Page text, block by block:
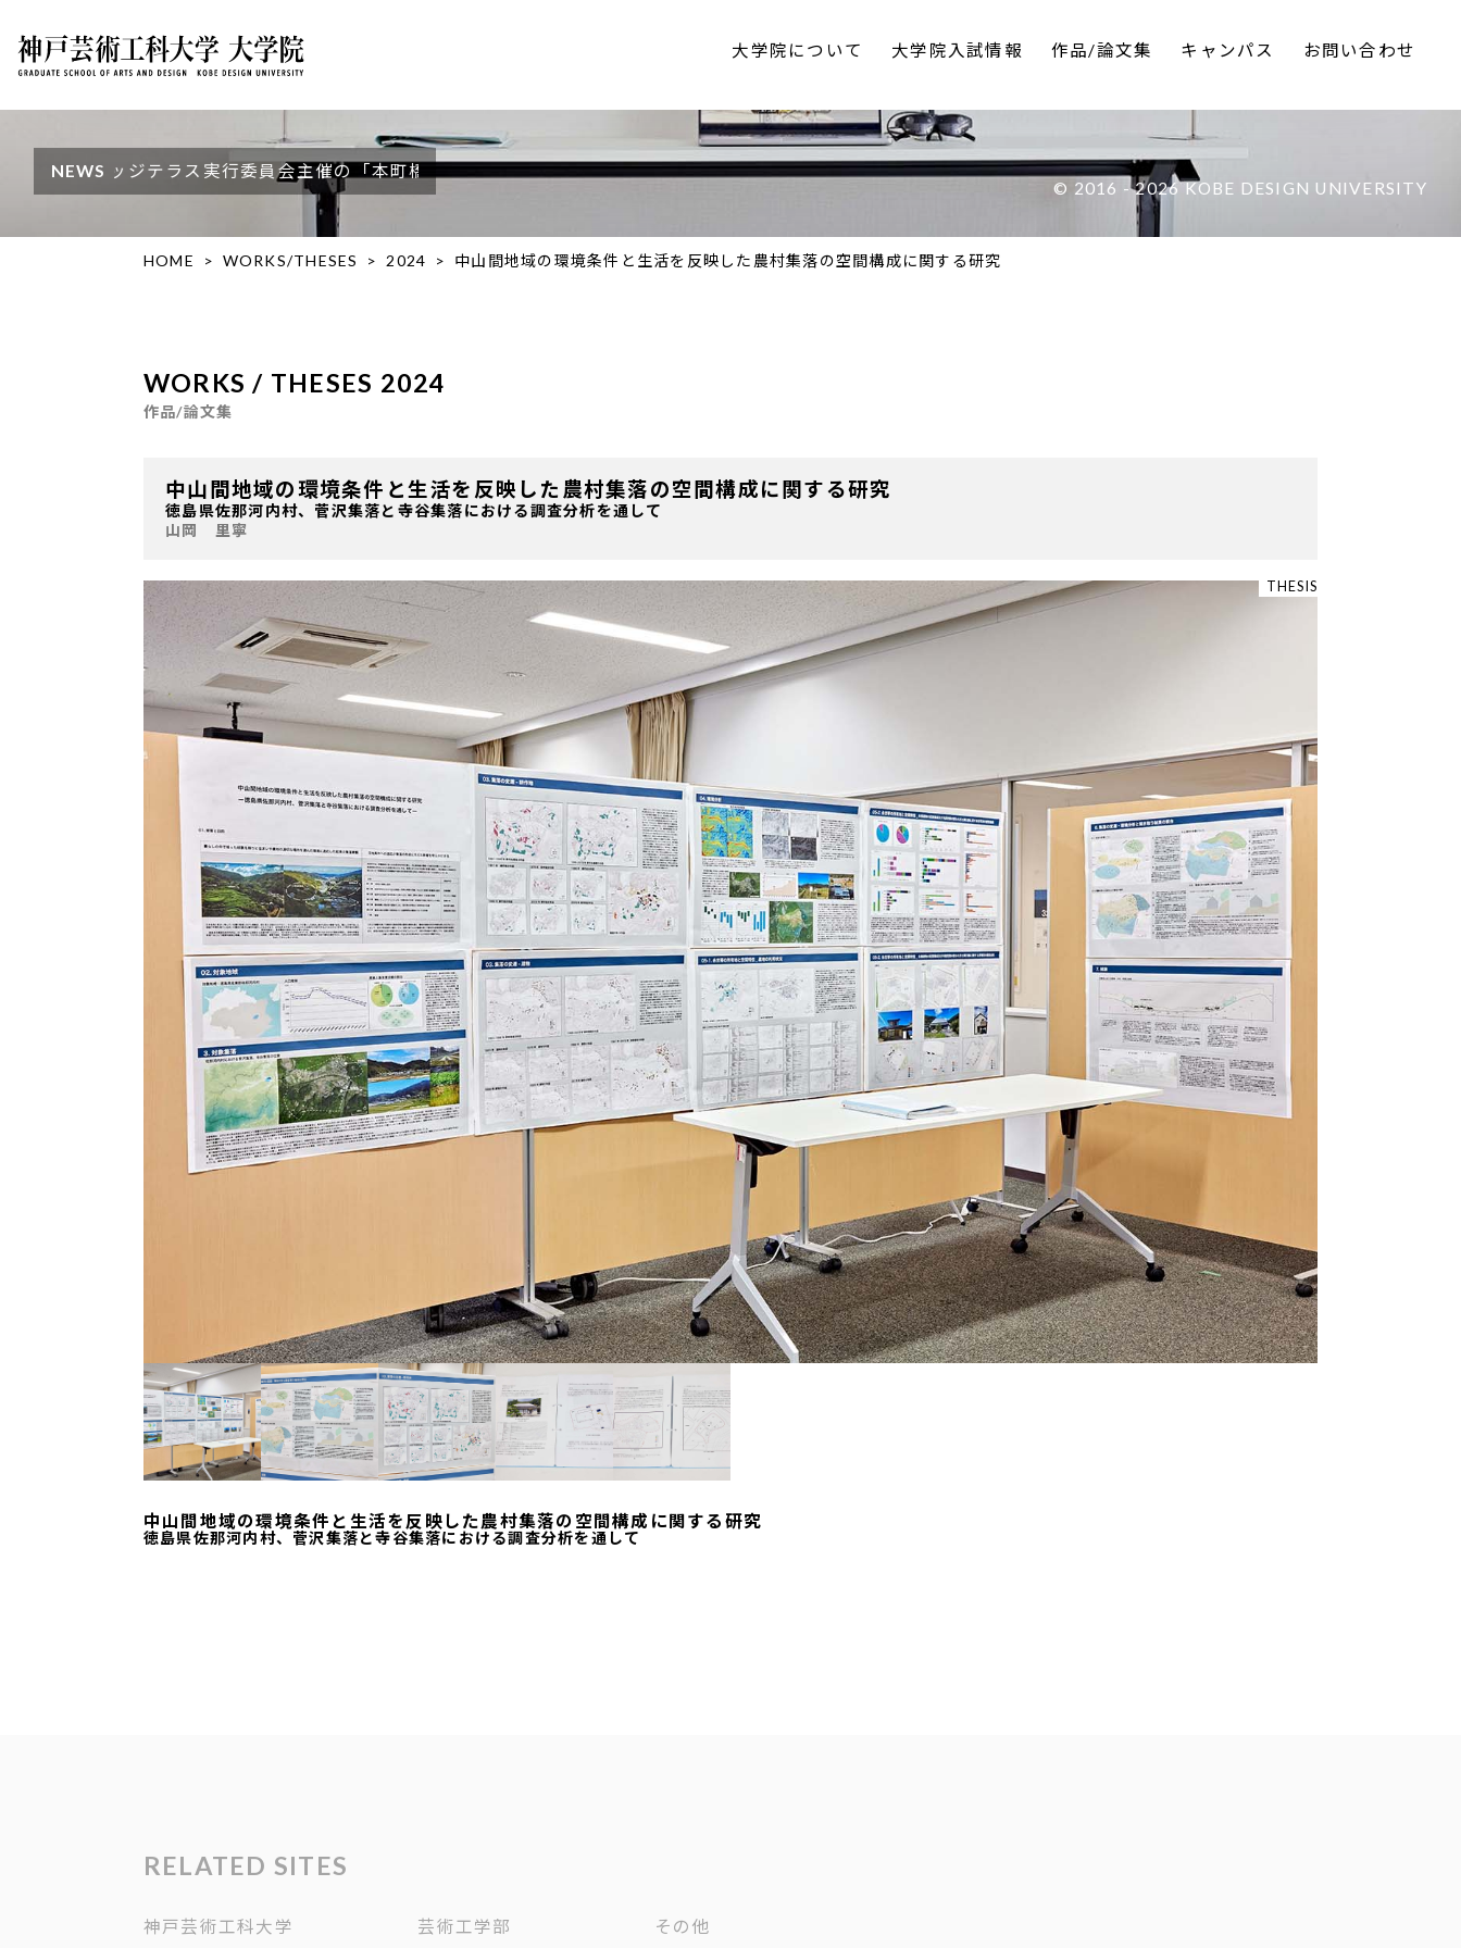
大学院について 大学院入試情報 作品/論文集 キャンパス お問い合わせ
NEWS
ラス実行委員会主催の「本町橋橋詰広場デザインコンペ」において、優秀賞（２位）を受賞しました。 作品の詳細は以下のリンクからご覧いただけます。 […]
© 2016 - 2026 KOBE DESIGN UNIVERSITY
HOME WORKS/THESES 2024 中山間地域の環境条件と生活を反映した農村集落の空間構成に関する研究
WORKS / THESES 2024
作品/論文集
中山間地域の環境条件と生活を反映した農村集落の空間構成に関する研究
徳島県佐那河内村、菅沢集落と寺谷集落における調査分析を通して
山岡 里寧
THESIS
中山間地域の環境条件と生活を反映した農村集落の空間構成に関する研究
徳島県佐那河内村、菅沢集落と寺谷集落における調査分析を通して
RELATED SITES
神戸芸術工科大学 芸術工学部 その他